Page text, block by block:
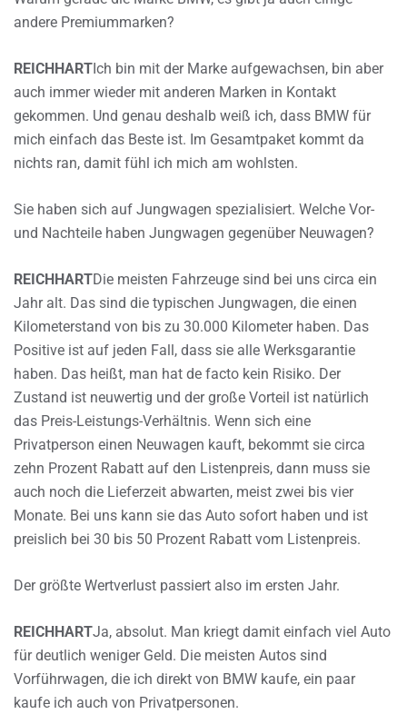
andere Premiummarken?
REICHHARTIch bin mit der Marke aufgewachsen, bin aber
auch immer wieder mit anderen Marken in Kontakt
gekommen. Und genau deshalb weiß ich, dass BMW für
mich einfach das Beste ist. Im Gesamtpaket kommt da
nichts ran, damit fühl ich mich am wohlsten.
Sie haben sich auf Jungwagen spezialisiert. Welche Vor-
und Nachteile haben Jungwagen gegenüber Neuwagen?
REICHHARTDie meisten Fahrzeuge sind bei uns circa ein
Jahr alt. Das sind die typischen Jungwagen, die einen
Kilometerstand von bis zu 30.000 Kilometer haben. Das
Positive ist auf jeden Fall, dass sie alle Werksgarantie
haben. Das heißt, man hat de facto kein Risiko. Der
Zustand ist neuwertig und der große Vorteil ist natürlich
das Preis-Leistungs-Verhältnis. Wenn sich eine
Privatperson einen Neuwagen kauft, bekommt sie circa
zehn Prozent Rabatt auf den Listenpreis, dann muss sie
auch noch die Lieferzeit abwarten, meist zwei bis vier
Monate. Bei uns kann sie das Auto sofort haben und ist
preislich bei 30 bis 50 Prozent Rabatt vom Listenpreis.
Der größte Wertverlust passiert also im ersten Jahr.
REICHHARTJa, absolut. Man kriegt damit einfach viel Auto
für deutlich weniger Geld. Die meisten Autos sind
Vorführwagen, die ich direkt von BMW kaufe, ein paar
kaufe ich auch von Privatpersonen.